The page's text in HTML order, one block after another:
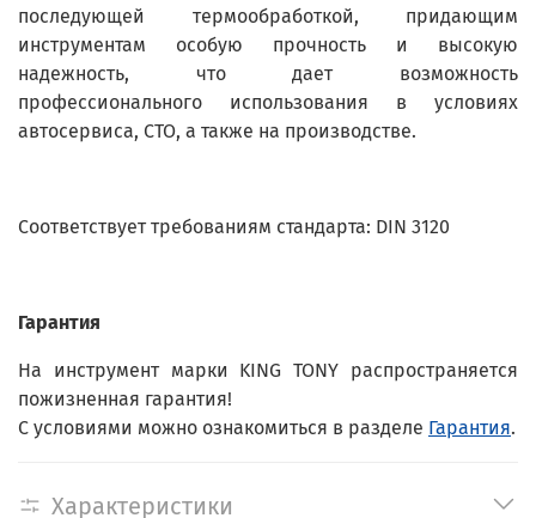
последующей термообработкой, придающим
инструментам особую прочность и высокую
надежность, что дает возможность
профессионального использования в условиях
автосервиса, СТО, а также на производстве.
Соответствует требованиям стандарта: DIN 3120
Гарантия
На инструмент марки KING TONY распространяется
пожизненная гарантия!
С условиями можно ознакомиться в разделе Гарантия.
Характеристики